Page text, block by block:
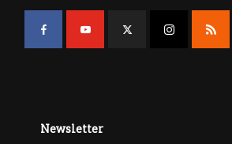
Newsletter